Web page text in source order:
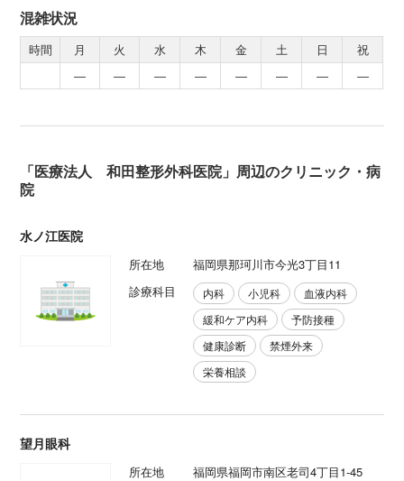
混雑状況
時間 月 火 水 木 金 土 日
祝
―
― ― ― ― ― ― ―
「医療法人 和田整形外科医院」周辺のクリニック・病
院
水ノ江医院
所在地
福岡県那珂川市今光3丁目11
診療科目
内科 小児科
血液内科
緩和ケア内科
予防接種
健康診断
禁煙外来
栄養相談
望月眼科
所在地
福岡県福岡市南区老司4丁目1-45